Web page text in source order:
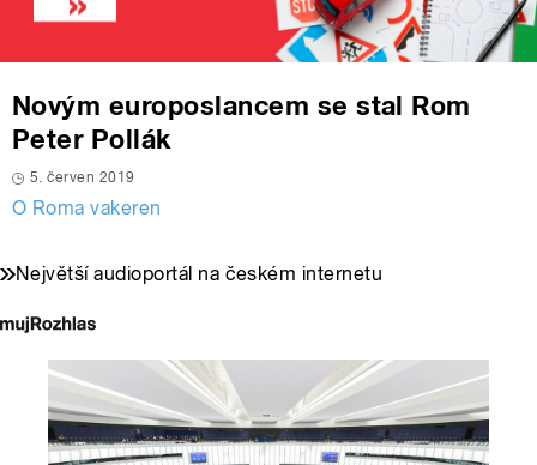
Novým europoslancem se stal Rom
Peter Pollák
5. červen 2019
O Roma vakeren
Největší audioportál na českém internetu